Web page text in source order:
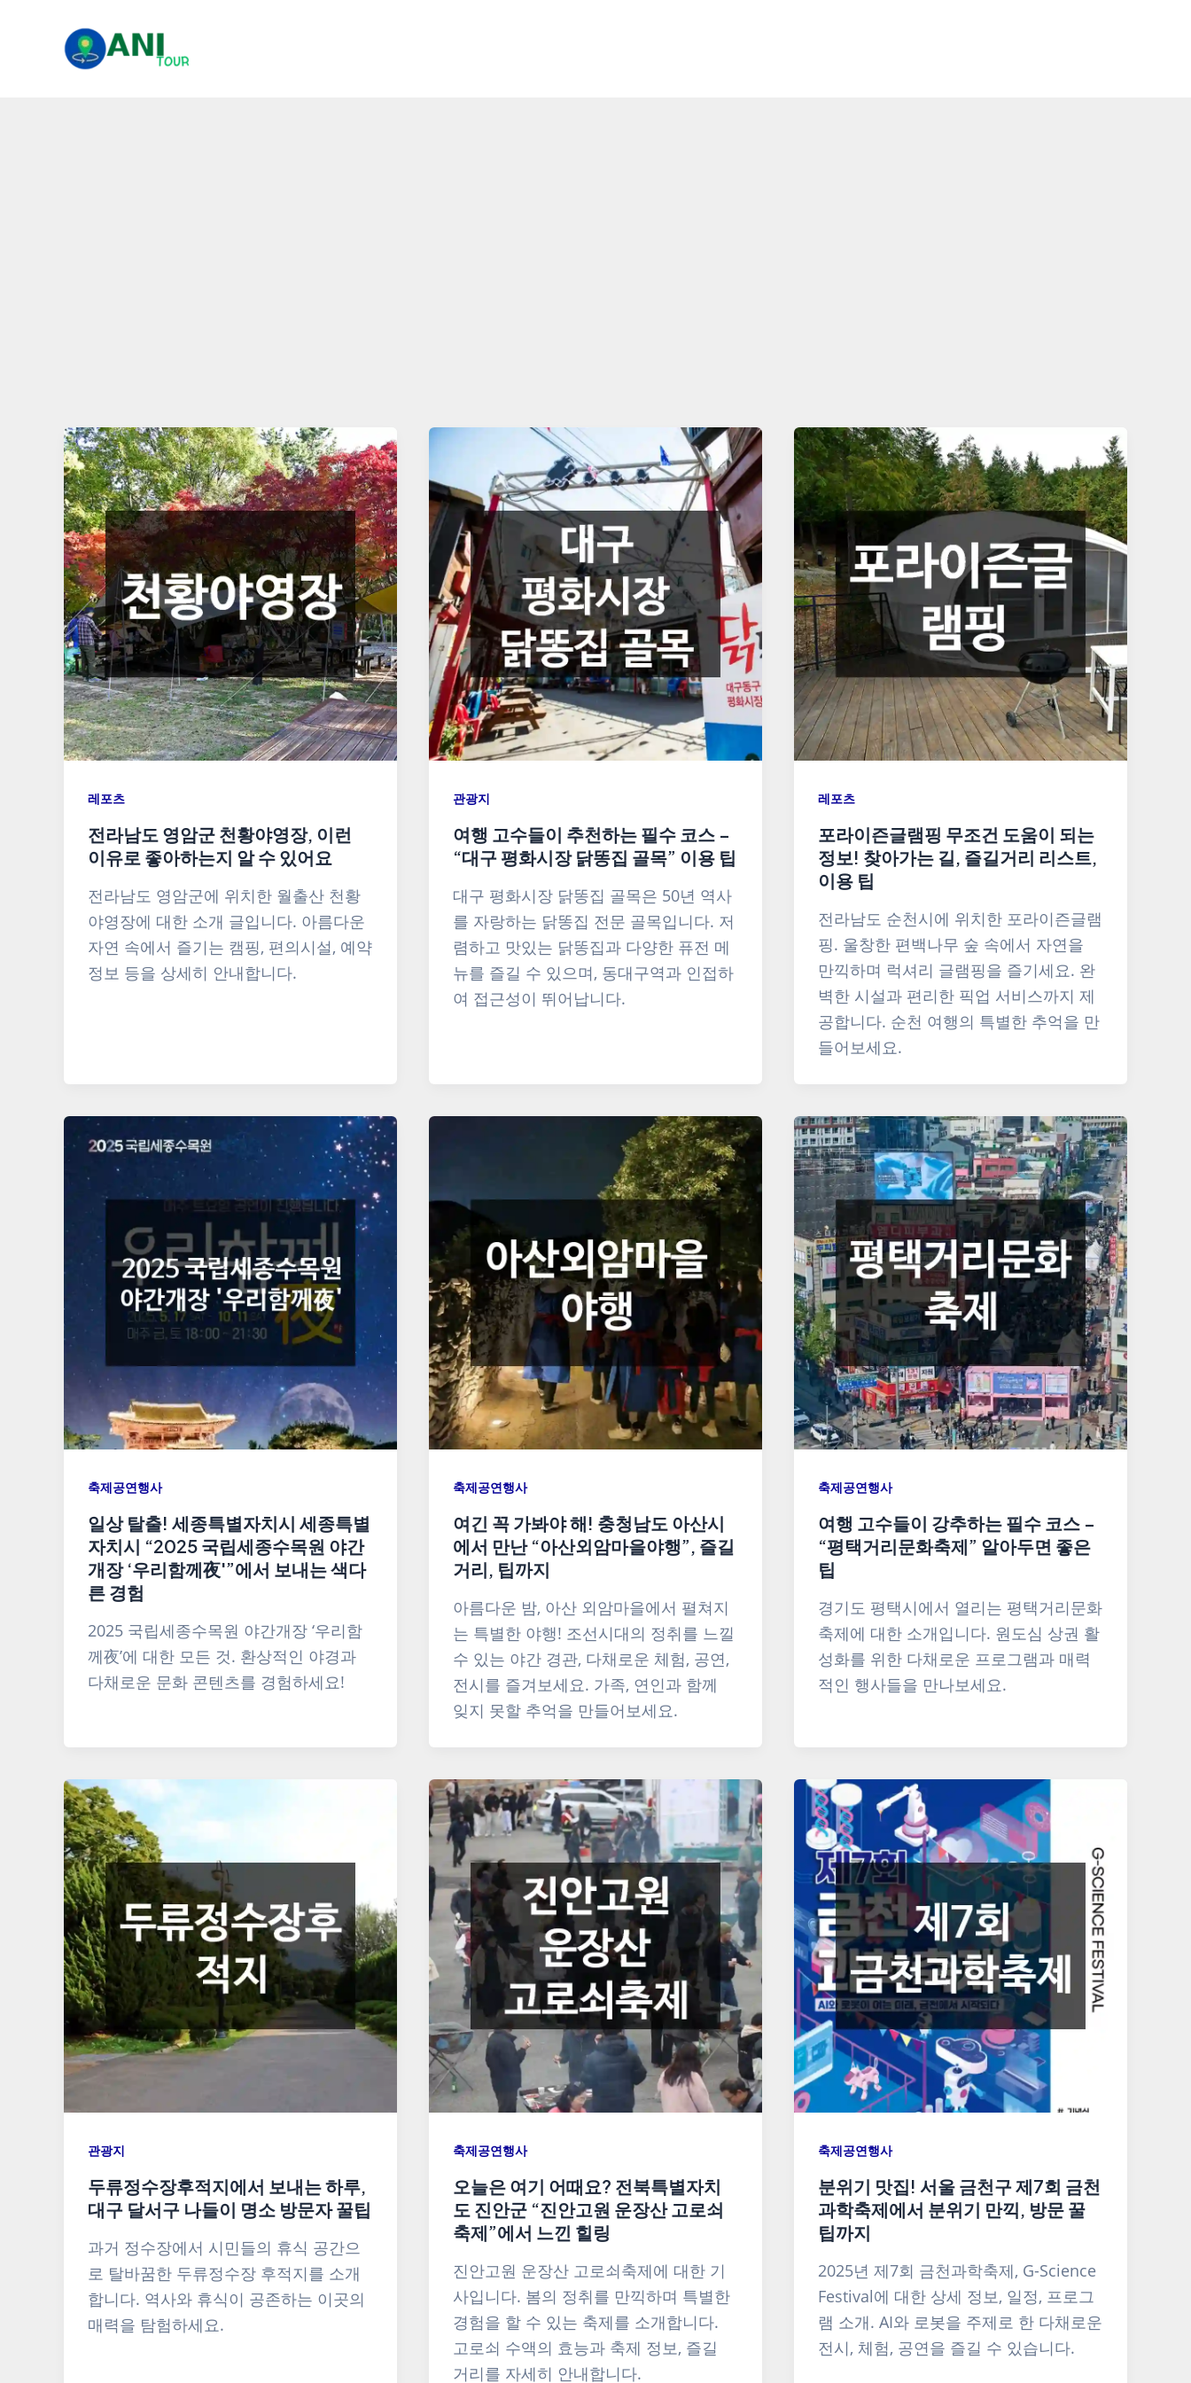
레포츠
전라남도 영암군 천황야영장, 이런
이유로 좋아하는지 알 수 있어요
전라남도 영암군에 위치한 월출산 천황
야영장에 대한 소개 글입니다. 아름다운
자연 속에서 즐기는 캠핑, 편의시설, 예약
정보 등을 상세히 안내합니다.
관광지
여행 고수들이 추천하는 필수 코스 –
“대구 평화시장 닭똥집 골목” 이용 팁
대구 평화시장 닭똥집 골목은 50년 역사
를 자랑하는 닭똥집 전문 골목입니다. 저
렴하고 맛있는 닭똥집과 다양한 퓨전 메
뉴를 즐길 수 있으며, 동대구역과 인접하
여 접근성이 뛰어납니다.
레포츠
포라이즌글램핑 무조건 도움이 되는
정보! 찾아가는 길, 즐길거리 리스트,
이용 팁
전라남도 순천시에 위치한 포라이즌글램
핑. 울창한 편백나무 숲 속에서 자연을
만끽하며 럭셔리 글램핑을 즐기세요. 완
벽한 시설과 편리한 픽업 서비스까지 제
공합니다. 순천 여행의 특별한 추억을 만
들어보세요.
축제공연행사
일상 탈출! 세종특별자치시 세종특별
자치시 “2025 국립세종수목원 야간
개장 ‘우리함께夜'”에서 보내는 색다
른 경험
2025 국립세종수목원 야간개장 ‘우리함
께夜’에 대한 모든 것. 환상적인 야경과
다채로운 문화 콘텐츠를 경험하세요!
축제공연행사
여긴 꼭 가봐야 해! 충청남도 아산시
에서 만난 “아산외암마을야행”, 즐길
거리, 팁까지
아름다운 밤, 아산 외암마을에서 펼쳐지
는 특별한 야행! 조선시대의 정취를 느낄
수 있는 야간 경관, 다채로운 체험, 공연,
전시를 즐겨보세요. 가족, 연인과 함께
잊지 못할 추억을 만들어보세요.
축제공연행사
여행 고수들이 강추하는 필수 코스 –
“평택거리문화축제” 알아두면 좋은
팁
경기도 평택시에서 열리는 평택거리문화
축제에 대한 소개입니다. 원도심 상권 활
성화를 위한 다채로운 프로그램과 매력
적인 행사들을 만나보세요.
관광지
두류정수장후적지에서 보내는 하루,
대구 달서구 나들이 명소 방문자 꿀팁
과거 정수장에서 시민들의 휴식 공간으
로 탈바꿈한 두류정수장 후적지를 소개
합니다. 역사와 휴식이 공존하는 이곳의
매력을 탐험하세요.
축제공연행사
오늘은 여기 어때요? 전북특별자치
도 진안군 “진안고원 운장산 고로쇠
축제”에서 느낀 힐링
진안고원 운장산 고로쇠축제에 대한 기
사입니다. 봄의 정취를 만끽하며 특별한
경험을 할 수 있는 축제를 소개합니다.
고로쇠 수액의 효능과 축제 정보, 즐길
거리를 자세히 안내합니다.
축제공연행사
분위기 맛집! 서울 금천구 제7회 금천
과학축제에서 분위기 만끽, 방문 꿀
팁까지
2025년 제7회 금천과학축제, G-Science
Festival에 대한 상세 정보, 일정, 프로그
램 소개. AI와 로봇을 주제로 한 다채로운
전시, 체험, 공연을 즐길 수 있습니다.